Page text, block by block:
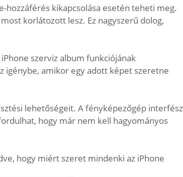
hozzáférés kikapcsolása esetén teheti meg.
korlátozott lesz. Ez nagyszerű dolog,
szerviz album funkciójának
igénybe, amikor egy adott képet szeretne
lehetőségeit. A fényképezőgép interfész
hogy már nem kell hagyományos
hogy miért szeret mindenki az iPhone